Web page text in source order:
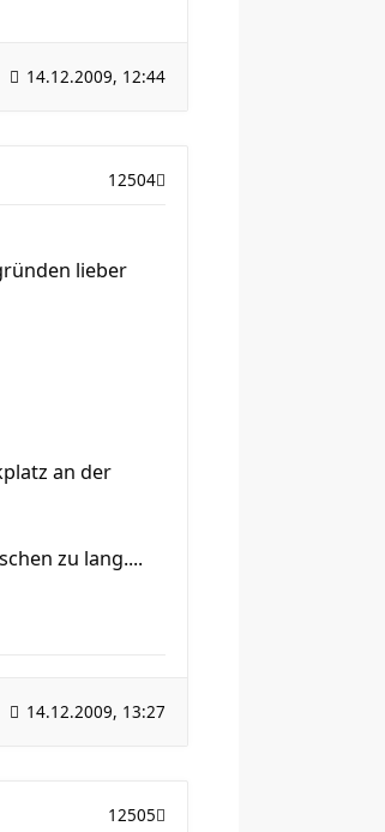
14.12.2009, 12:44
12504
lieber
an der
zu lang....
14.12.2009, 13:27
12505